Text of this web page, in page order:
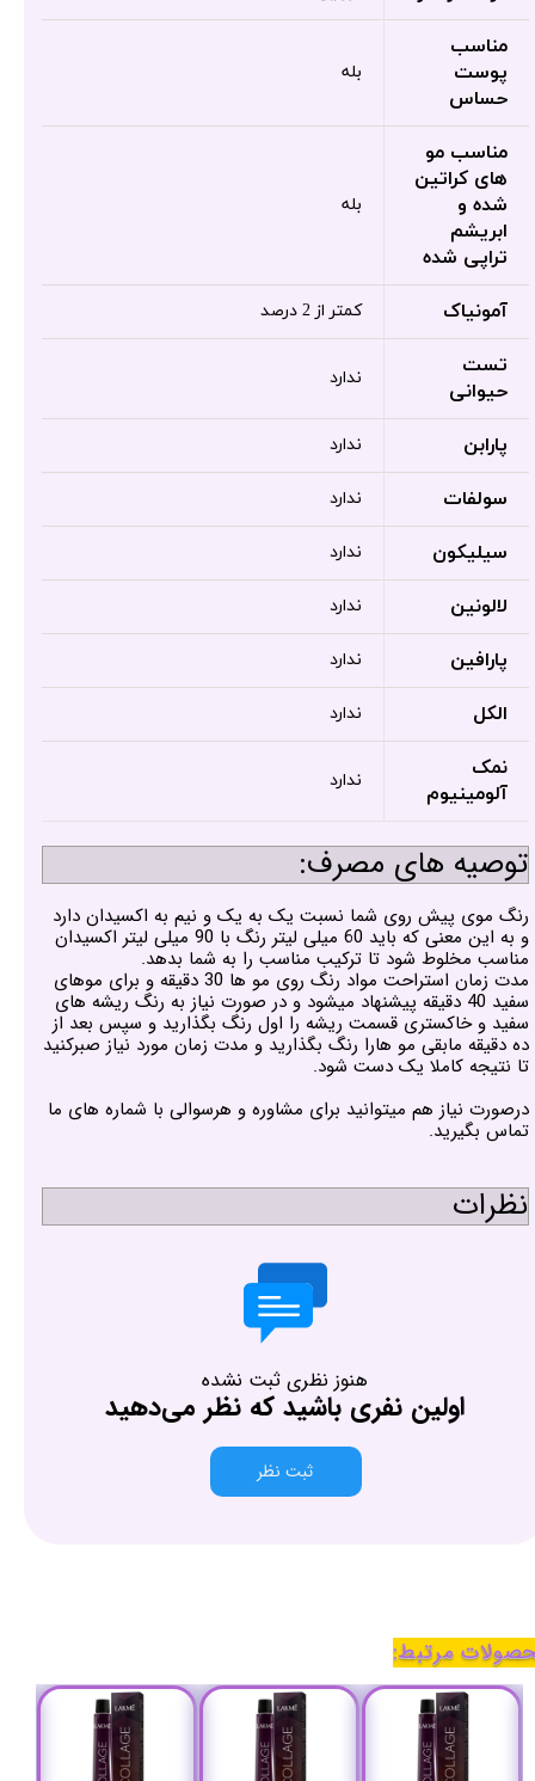
مناسب
پوست
حساس
بله
مناسب مو
های کراتین
شده و
ابریشم
تراپی شده
بله
آمونیاک کمتر از 2 درصد
تست
حیوانی
ندارد
پارابن ندارد
سولفات ندارد
سیلیکون ندارد
لالونین ندارد
پارافین ندارد
الکل ندارد
نمک
آلومینیوم
ندارد
توصیه های مصرف:
رنگ موی پیش روی شما نسبت یک به یک و نیم به اکسیدان دارد
و به این معنی که باید 60 میلی لیتر رنگ با 90 میلی لیتر اکسیدان
مناسب مخلوط شود تا ترکیب مناسب را به شما بدهد.
مدت زمان استراحت مواد رنگ روی مو ها 30 دقیقه و برای موهای
سفید 40 دقیقه پیشنهاد میشود و در صورت نیاز به رنگ ریشه های
سفید و خاکستری قسمت ریشه را اول رنگ بگذارید و سپس بعد از
ده دقیقه مابقی مو هارا رنگ بگذارید و مدت زمان مورد نیاز صبرکنید
تا نتیجه کاملا یک دست شود.
درصورت نیاز هم میتوانید برای مشاوره و هرسوالی با شماره های ما
تماس بگیرید.
نظرات
هنوز نظری ثبت نشده
اولین نفری باشید که نظر می‌دهید
ثبت نظر
مرتبط: